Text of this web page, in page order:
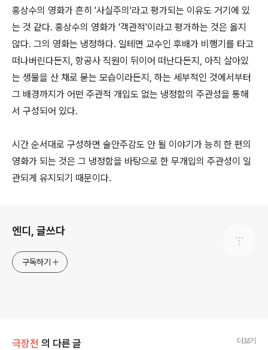
홍상수의 영화가 흔히 '사실주의'라고 평가되는 이유도 거기에 있
는 것 같다. 홍상수의 영화가 '객관적'이라고 평가하는 것은 옳지
않다. 그의 영화는 냉정하다. 일테면 교수인 후배가 비행기를 타고
떠나버린다든지, 항공사 직원이 뒤이어 떠난다든지, 아직 살아있
는 생물을 산 채로 묻는 모습이라든지, 하는 세부적인 것에서부터
그 배경까지가 어떤 주관적 개입도 없는 냉정함의 주관성을 통해
서 구성되어 있다.
시간 순서대로 구성하면 술안주감도 안 될 이야기가 능히 한 편의
영화가 되는 것은 그 냉정함을 바탕으로 한 무개입의 주관성이 일
관되게 유지되기 때문이다.
엔디, 글쓰다
구독하기
극장전 의 다른 글 더보기